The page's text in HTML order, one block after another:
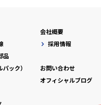
品
ック）
会社概要
採用情報
お問い合わせ
オフィシャルブログ